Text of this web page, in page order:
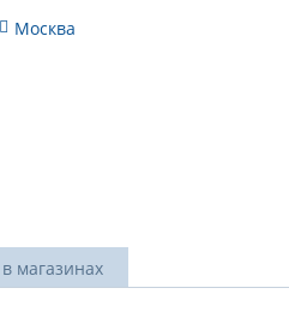
Москва
магазинах